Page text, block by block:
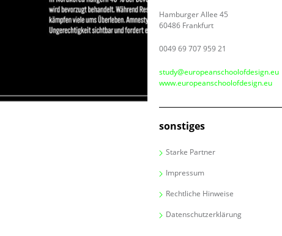
Hamburger Allee 45
60486 Frankfurt
0049 69 707 959 21
study@europeanschoolofdesign.eu
www.europeanschoolofdesign.eu
sonstiges
Starke Partner
Impressum
Rechtliche Hinweise
Datenschutzerklärung